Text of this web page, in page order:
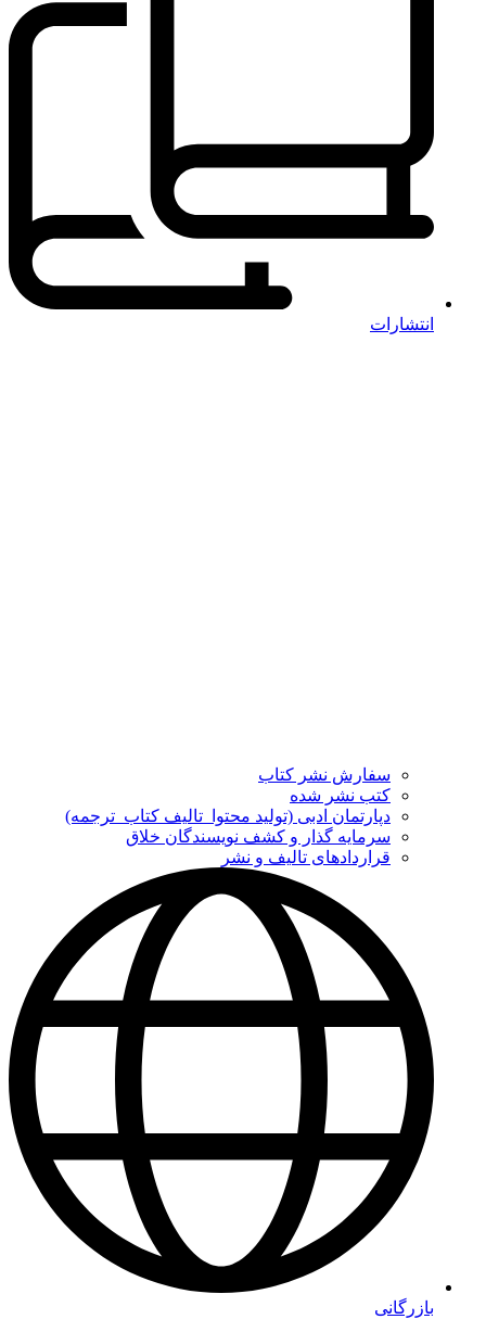
انتشارات
سفارش نشر کتاب
کتب نشر شده
دپارتمان ادبی (تولید محتوا_تالیف کتاب_ترجمه)
سرمایه گذار و کشف نویسندگان خلاق
قراردادهای تالیف و نشر
بازرگانی